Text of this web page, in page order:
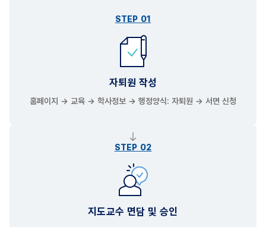
STEP 01
자퇴원 작성
홈페이지 → 교육 → 학사정보 → 행정양식: 자퇴원 → 서면 신청
STEP 02
지도교수 면담 및 승인